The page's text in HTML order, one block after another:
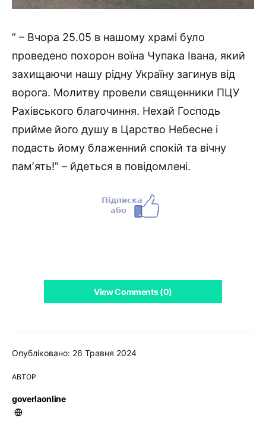
Опубліковано: 26 Травня 2024
АВТОР
goverlaonline
” – Вчора 25.05 в нашому храмі було
проведено похорон воїна Чупака Івана, який
захищаючи нашу рідну Україну загинув від
ворога. Молитву провели священники ПЦУ
Рахівського благочиння. Нехай Господь
прийме його душу в Царство Небесне і
подасть йому блаженний спокій та вічну
памʼять!” – йдеться в повідомлені.
View Comments (0)